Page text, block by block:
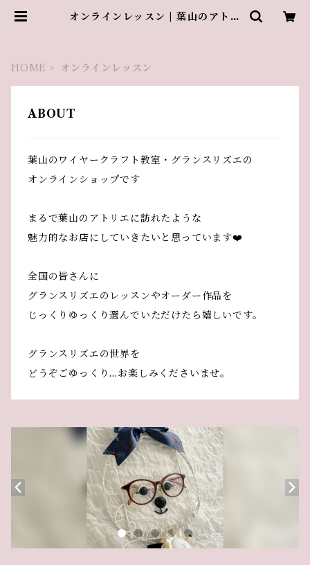
オンラインレッスン | 葉山のアトリ
HOME オンラインレッスン
ABOUT
葉山のワイヤークラフト教室・グランスリズエの
オンラインショップです
まるで葉山のアトリエに訪れたような
魅力的なお店にしていきたいと思っています❤️
全国の皆さんに
グランスリズエのレッスンやオーダー作品を
じっくりゆっくり選んでいただけたら嬉しいです。
グランスリズエの世界を
どうぞごゆっくり…お楽しみくださいませ。